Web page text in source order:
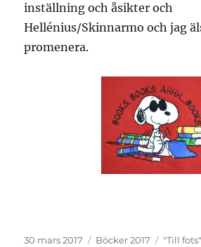
inställning och åsikter och
Hellénius/Skinnarmo och jag
promenera.
Publicerat
30 mars 2017 Kategorier
Böcker 2017 "Till fots"